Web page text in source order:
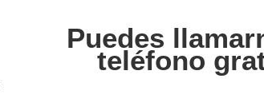
Puedes
teléfono